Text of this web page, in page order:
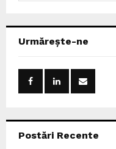
h
Urmărește-ne
Postări Recente